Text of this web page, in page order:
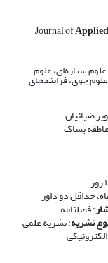
سیاره‌ای، علوم
جوی، فرایندهای
ضیائیان
بساک
: فصلنامه
نشریه: نشریه علمی